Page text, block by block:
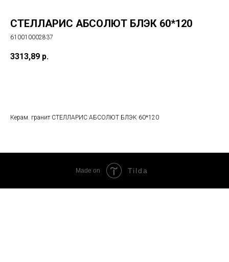
СТЕЛЛАРИС АБСОЛЮТ БЛЭК 60*120
610010002837
3313,89 р.
Керам. гранит СТЕЛЛАРИС АБСОЛЮТ БЛЭК 60*120
Made on Tilda